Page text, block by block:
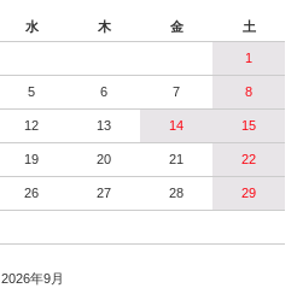
水 木 金 土
1
5 6 7 8
12 13 14 15
19 20 21 22
26 27 28 29
2026年9月